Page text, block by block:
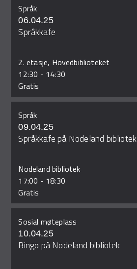
Språk
06.04.25
Språkkafe
2. etasje, Hovedbiblioteket
12:30 - 14:30
Gratis
Språk
09.04.25
Språkkafe på Nodeland bibliotek
Nodeland bibliotek
17:00 - 18:30
Gratis
Sosial møteplass
10.04.25
Bingo på Nodeland bibliotek